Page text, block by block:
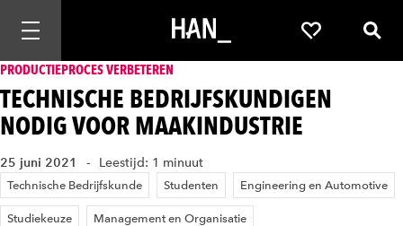
Mobiele navigatie openen Favorieten
PRODUCTIEPROCES VERBETEREN
TECHNISCHE BEDRIJFSKUNDIGEN
NODIG VOOR MAAKINDUSTRIE
25 juni 2021 Leestijd: 1 minuut
Technische Bedrijfskunde Studenten Engineering en Automotive
Studiekeuze Management en Organisatie